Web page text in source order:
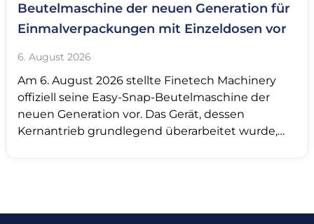
Beutelmaschine der neuen Generation für
Einmalverpackungen mit Einzeldosen vor
6. August 2026
Am 6. August 2026 stellte Finetech Machinery
offiziell seine Easy-Snap-Beutelmaschine der
neuen Generation vor. Das Gerät, dessen
Kernantrieb grundlegend überarbeitet wurde,